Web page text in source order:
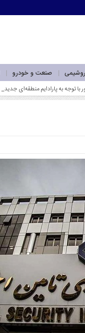
صنعت و خودرو